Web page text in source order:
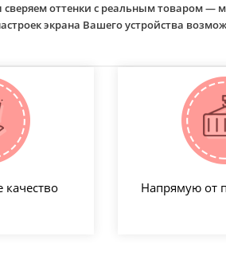
оттенки с реальным товаром —
экрана Вашего устройства
Напрямую от